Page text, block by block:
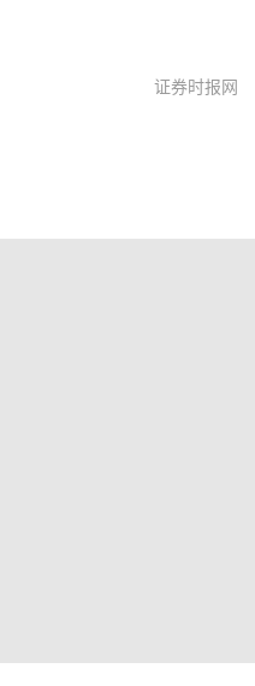
证券时报网